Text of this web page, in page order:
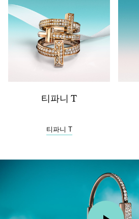
티파니 T
티파니 T